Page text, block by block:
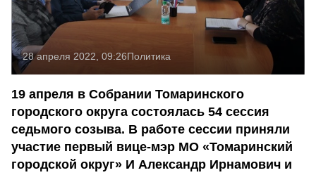
28 апреля 2022, 09:26Политика
19 апреля в Собрании Томаринского
городского округа состоялась 54 сессия
седьмого созыва. В работе сессии приняли
участие первый вице-мэр МО «Томаринский
городской округ» И Александр Ирнамович и